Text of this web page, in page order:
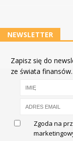
NEWSLETTER
Zapisz się do
ze świata finansów.
Zgoda na